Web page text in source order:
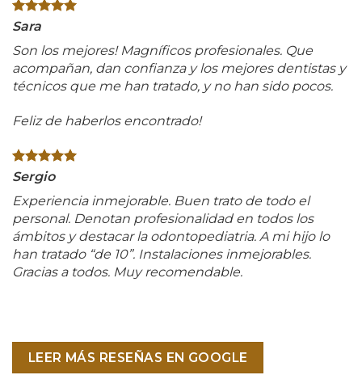
Sara
Son los mejores! Magníficos profesionales. Que
acompañan, dan confianza y los mejores dentistas y
técnicos que me han tratado, y no han sido pocos.
Feliz de haberlos encontrado!
Sergio
Experiencia inmejorable. Buen trato de todo el
personal. Denotan profesionalidad en todos los
ámbitos y destacar la odontopediatria. A mi hijo lo
han tratado “de 10”. Instalaciones inmejorables.
Gracias a todos. Muy recomendable.
LEER MÁS RESEÑAS EN GOOGLE